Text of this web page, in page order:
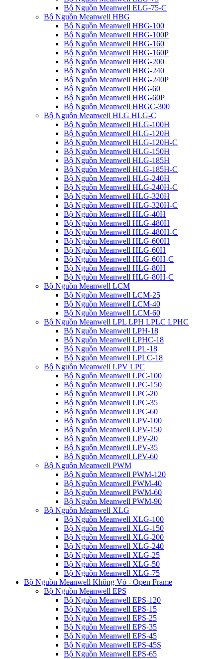
Bộ Nguồn Meanwell ELG-75-C
Bộ Nguồn Meanwell HBG
Bộ Nguồn Meanwell HBG-100
Bộ Nguồn Meanwell HBG-100P
Bộ Nguồn Meanwell HBG-160
Bộ Nguồn Meanwell HBG-160P
Bộ Nguồn Meanwell HBG-200
Bộ Nguồn Meanwell HBG-240
Bộ Nguồn Meanwell HBG-240P
Bộ Nguồn Meanwell HBG-60
Bộ Nguồn Meanwell HBG-60P
Bộ Nguồn Meanwell HBGC-300
Bộ Nguồn Meanwell HLG HLG-C
Bộ Nguồn Meanwell HLG-100H
Bộ Nguồn Meanwell HLG-120H
Bộ Nguồn Meanwell HLG-120H-C
Bộ Nguồn Meanwell HLG-150H
Bộ Nguồn Meanwell HLG-185H
Bộ Nguồn Meanwell HLG-185H-C
Bộ Nguồn Meanwell HLG-240H
Bộ Nguồn Meanwell HLG-240H-C
Bộ Nguồn Meanwell HLG-320H
Bộ Nguồn Meanwell HLG-320H-C
Bộ Nguồn Meanwell HLG-40H
Bộ Nguồn Meanwell HLG-480H
Bộ Nguồn Meanwell HLG-480H-C
Bộ Nguồn Meanwell HLG-600H
Bộ Nguồn Meanwell HLG-60H
Bộ Nguồn Meanwell HLG-60H-C
Bộ Nguồn Meanwell HLG-80H
Bộ Nguồn Meanwell HLG-80H-C
Bộ Nguồn Meanwell LCM
Bộ Nguồn Meanwell LCM-25
Bộ Nguồn Meanwell LCM-40
Bộ Nguồn Meanwell LCM-60
Bộ Nguồn Meanwell LPL LPH LPLC LPHC
Bộ Nguồn Meanwell LPH-18
Bộ Nguồn Meanwell LPHC-18
Bộ Nguồn Meanwell LPL-18
Bộ Nguồn Meanwell LPLC-18
Bộ Nguồn Meanwell LPV LPC
Bộ Nguồn Meanwell LPC-100
Bộ Nguồn Meanwell LPC-150
Bộ Nguồn Meanwell LPC-20
Bộ Nguồn Meanwell LPC-35
Bộ Nguồn Meanwell LPC-60
Bộ Nguồn Meanwell LPV-100
Bộ Nguồn Meanwell LPV-150
Bộ Nguồn Meanwell LPV-20
Bộ Nguồn Meanwell LPV-35
Bộ Nguồn Meanwell LPV-60
Bộ Nguồn Meanwell PWM
Bộ Nguồn Meanwell PWM-120
Bộ Nguồn Meanwell PWM-40
Bộ Nguồn Meanwell PWM-60
Bộ Nguồn Meanwell PWM-90
Bộ Nguồn Meanwell XLG
Bộ Nguồn Meanwell XLG-100
Bộ Nguồn Meanwell XLG-150
Bộ Nguồn Meanwell XLG-200
Bộ Nguồn Meanwell XLG-240
Bộ Nguồn Meanwell XLG-25
Bộ Nguồn Meanwell XLG-50
Bộ Nguồn Meanwell XLG-75
Bộ Nguồn Meanwell Không Vỏ - Open Frame
Bộ Nguồn Meanwell EPS
Bộ Nguồn Meanwell EPS-120
Bộ Nguồn Meanwell EPS-15
Bộ Nguồn Meanwell EPS-25
Bộ Nguồn Meanwell EPS-35
Bộ Nguồn Meanwell EPS-45
Bộ Nguồn Meanwell EPS-45S
Bộ Nguồn Meanwell EPS-65